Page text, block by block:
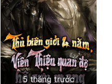
5 tháng trước